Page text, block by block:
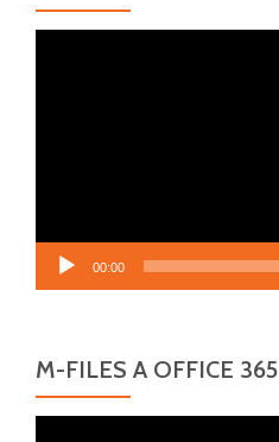
00:00
M-FILES A OFFICE 365